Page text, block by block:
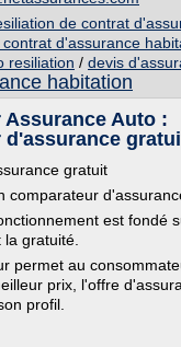
de contrat
contrat d'assurance
resiliation / devis
habitation
Assurance Auto :
d'assurance
gratuit
comparateur
est fondé
gratuité.
permet au
prix, l'offre
profil.